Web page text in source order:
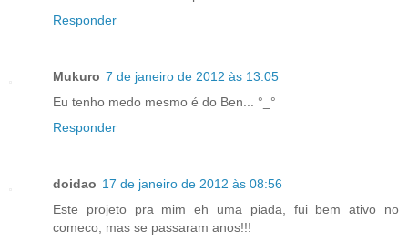
Responder
Mukuro 7 de janeiro de 2012 às 13:05
Eu tenho medo mesmo é do Ben... °_°
Responder
doidao 17 de janeiro de 2012 às 08:56
Este projeto pra mim eh uma piada, fui bem ativo no
comeco, mas se passaram anos!!!